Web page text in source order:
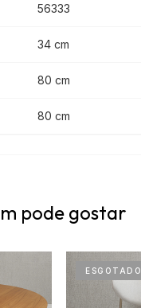
56333
34 cm
80 cm
80 cm
pode gostar
ESGOTADO